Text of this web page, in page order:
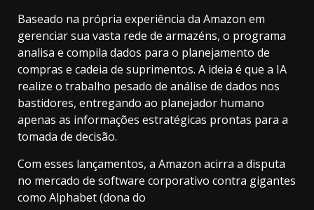
Baseado na própria experiência da Amazon em
gerenciar sua vasta rede de armazéns, o programa
analisa e compila dados para o planejamento de
compras e cadeia de suprimentos. A ideia é que a IA
realize o trabalho pesado de análise de dados nos
bastidores, entregando ao planejador humano
apenas as informações estratégicas prontas para a
tomada de decisão.
Com esses lançamentos, a Amazon acirra a disputa
no mercado de software corporativo contra gigantes
como Alphabet (dona do